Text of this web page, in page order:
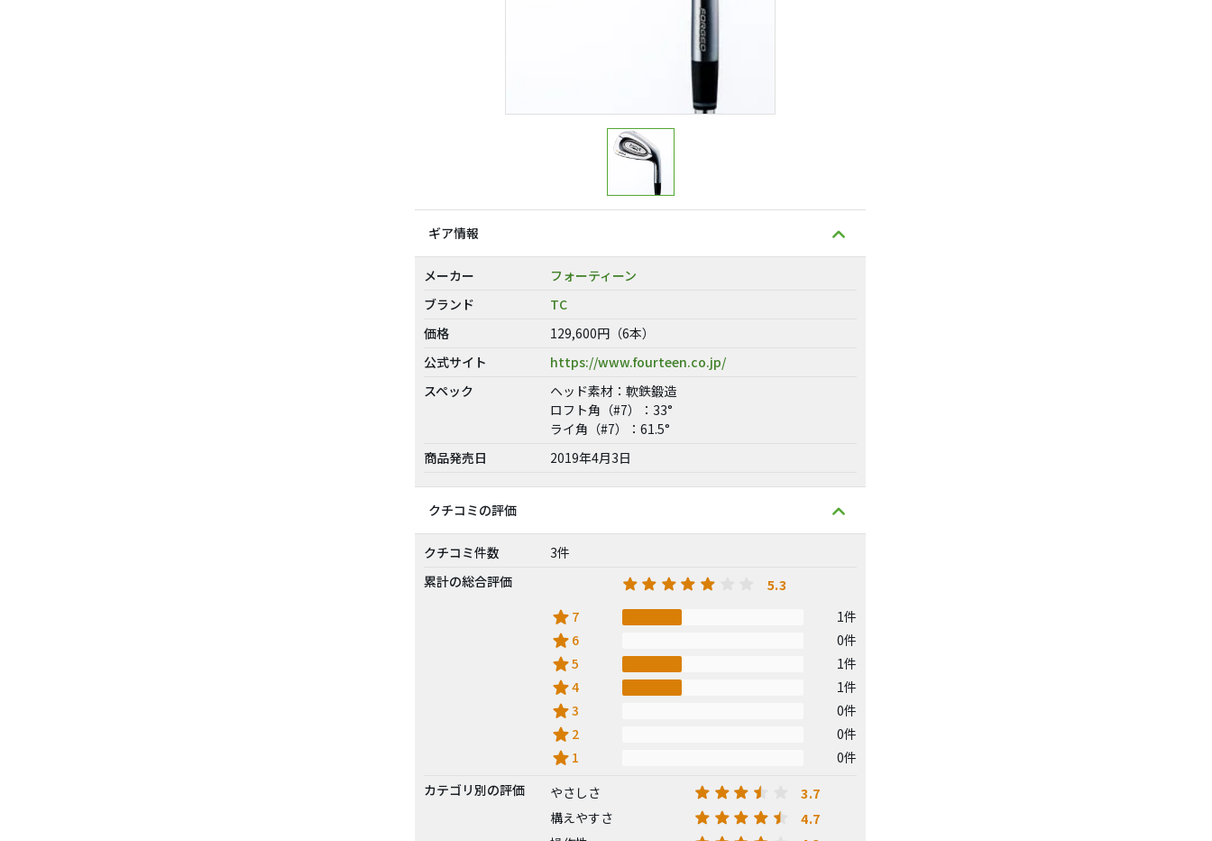
ギア情報
メーカー
フォーティーン
ブランド
TC
価格
129,600円（6本）
公式サイト
https://www.fourteen.co.jp/
スペック
ヘッド素材：軟鉄鍛造
ロフト角（#7）：33°
ライ角（#7）：61.5°
商品発売日
2019年4月3日
クチコミの評価
クチコミ件数
3件
累計の総合評価
5.3
star 7 1件
star 6 0件
star5 1件
star4 1件
star3 0件
star 2 0件
star 1
0件
カテゴリ別の評価
やさしさ 3.7
構えやすさ 4.7